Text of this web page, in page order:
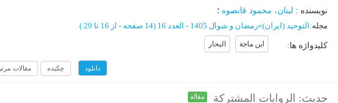
نویسنده : لبنان، محمود قانصوه ؛
مجله: التوحید (ایران)»رمضان و شوال 1405 - العدد 16 (‎14 صفحه - از 16 تا 29 )
کلیدواژه ها: ابن ماجة البحار
دانلود چکیده مقالات
حدیث: الروایات المشترکة مقاله